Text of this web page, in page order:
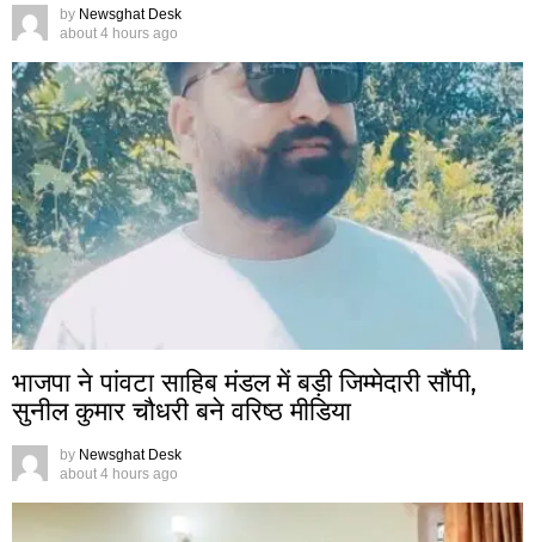
by Newsghat Desk
about 4 hours ago
भाजपा ने पांवटा साहिब मंडल में बड़ी जिम्मेदारी सौंपी,
सुनील कुमार चौधरी बने वरिष्ठ मीडिया
by Newsghat Desk
about 4 hours ago